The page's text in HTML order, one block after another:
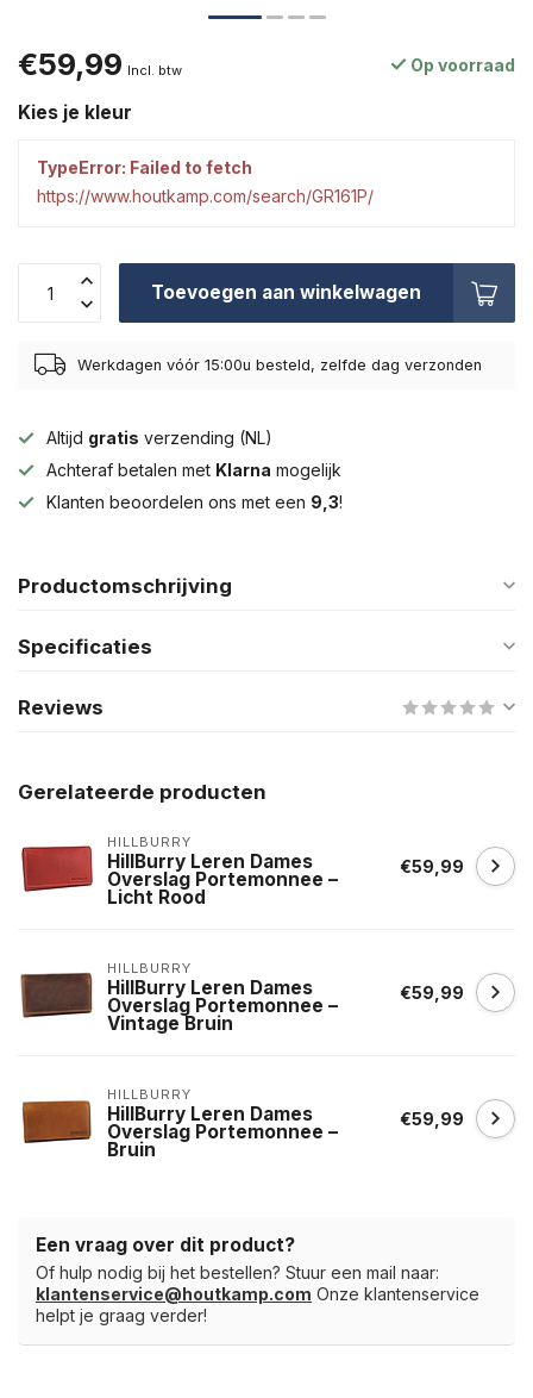
€59,99 Incl. btw Op voorraad
Kies je kleur
TypeError: Failed to fetch
https://www.houtkamp.com/search/GR161P/
Toevoegen aan winkelwagen
Werkdagen vóór 15:00u besteld, zelfde dag verzonden
Altijd gratis verzending (NL)
Achteraf betalen met Klarna mogelijk
Klanten beoordelen ons met een 9,3!
Productomschrijving
Specificaties
Reviews
Gerelateerde producten
HILLBURRY
HillBurry Leren Dames
Overslag Portemonnee –
Licht Rood
€59,99
HILLBURRY
HillBurry Leren Dames
Overslag Portemonnee –
Vintage Bruin
€59,99
HILLBURRY
HillBurry Leren Dames
Overslag Portemonnee –
Bruin
€59,99
Een vraag over dit product?
Of hulp nodig bij het bestellen? Stuur een mail naar:
klantenservice@houtkamp.com Onze klantenservice
helpt je graag verder!